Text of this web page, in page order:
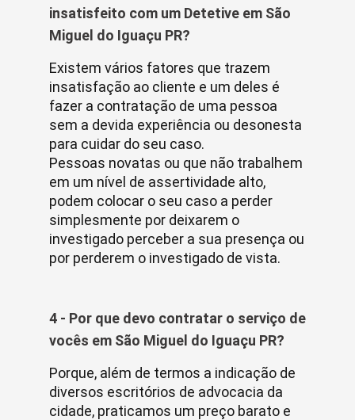
insatisfeito com um Detetive em São
Miguel do Iguaçu PR?
Existem vários fatores que trazem
insatisfação ao cliente e um deles é
fazer a contratação de uma pessoa
sem a devida experiência ou desonesta
para cuidar do seu caso.
Pessoas novatas ou que não trabalhem
em um nível de assertividade alto,
podem colocar o seu caso a perder
simplesmente por deixarem o
investigado perceber a sua presença ou
por perderem o investigado de vista.
4 - Por que devo contratar o serviço de
vocês em São Miguel do Iguaçu PR?
Porque, além de termos a indicação de
diversos escritórios de advocacia da
cidade, praticamos um preço barato e